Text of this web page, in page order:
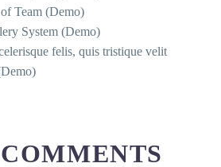
Team (Demo)
System (Demo)
felis, quis tristique velit